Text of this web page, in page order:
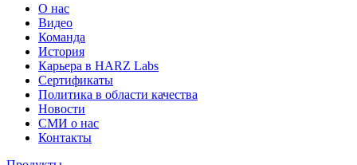
О нас
Видео
Команда
История
Карьера в HARZ Labs
Сертификаты
Политика в области качества
Новости
СМИ о нас
Контакты